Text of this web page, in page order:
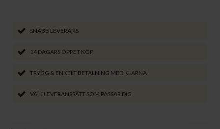
SNABB LEVERANS
14 DAGARS ÖPPET KÖP
TRYGG & ENKELT BETALNING MED KLARNA
VÄLJ LEVERANSSÄTT SOM PASSAR DIG